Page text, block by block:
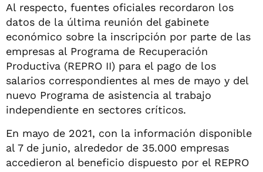
Al respecto, fuentes oficiales recordaron los
datos de la última reunión del gabinete
económico sobre la inscripción por parte de las
empresas al Programa de Recuperación
Productiva (REPRO II) para el pago de los
salarios correspondientes al mes de mayo y del
nuevo Programa de asistencia al trabajo
independiente en sectores críticos.
En mayo de 2021, con la información disponible
al 7 de junio, alrededor de 35.000 empresas
accedieron al beneficio dispuesto por el REPRO